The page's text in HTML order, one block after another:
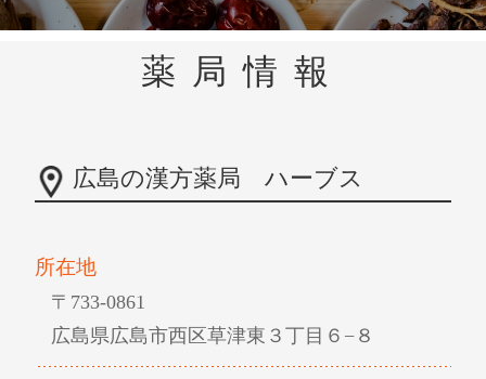
薬局情報
広島の漢方薬局 ハーブス
所在地
〒733-0861
広島県広島市西区草津東３丁目６−８